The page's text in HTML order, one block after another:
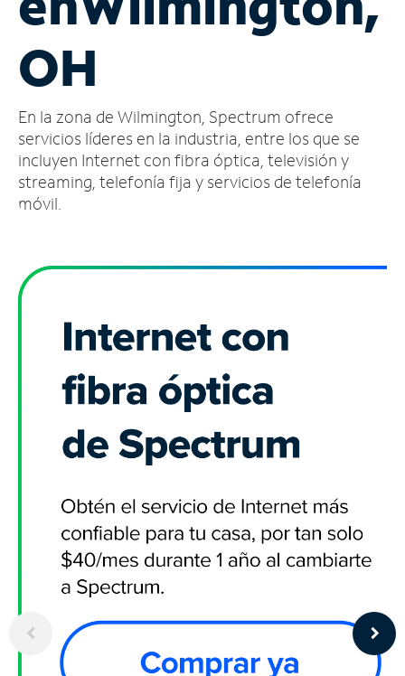
cuenta
Encuentra
tienda
OH
En la zona de Wilmington, Spectrum ofrece
servicios líderes en la industria, entre los que se
incluyen Internet con fibra óptica, televisión y
streaming, telefonía fija y servicios de telefonía
móvil.